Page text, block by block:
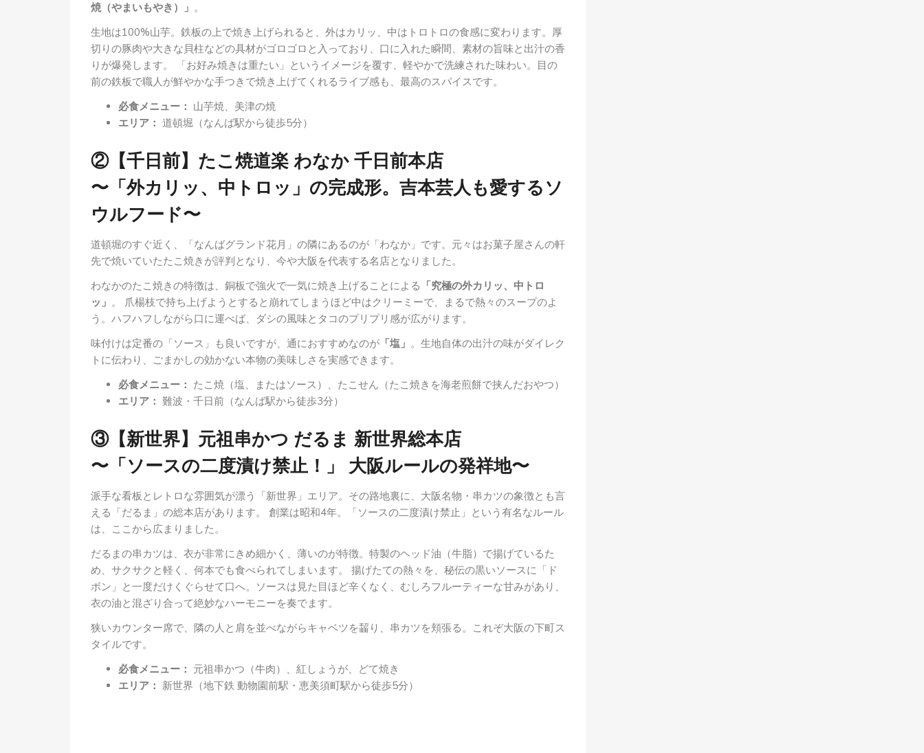
焼（やまいもやき）」 。
生地は100%山芋。鉄板の上で焼き上げられると、外はカリッ、中はトロトロの食感に変わります。厚
切りの豚肉や大きな貝柱などの具材がゴロゴロと入っており、口に入れた瞬間、素材の旨味と出汁の香
りが爆発します。 「お好み焼きは重たい」というイメージを覆す、軽やかで洗練された味わい。目の
前の鉄板で職人が鮮やかな手つきで焼き上げてくれるライブ感も、最高のスパイスです。
必食メニュー： 山芋焼、美津の焼
エリア： 道頓堀（なんば駅から徒歩5分）
②【千日前】たこ焼道楽 わなか 千日前本店
〜「外カリッ、中トロッ」の完成形。吉本芸人も愛するソ
ウルフード〜
道頓堀のすぐ近く、「なんばグランド花月」の隣にあるのが「わなか」です。元々はお菓子屋さんの軒
先で焼いていたたこ焼きが評判となり、今や大阪を代表する名店となりました。
わなかのたこ焼きの特徴は、銅板で強火で一気に焼き上げることによる 「究極の外カリッ、中トロ
ッ」 。 爪楊枝で持ち上げようとすると崩れてしまうほど中はクリーミーで、まるで熱々のスープのよ
う。ハフハフしながら口に運べば、ダシの風味とタコのプリプリ感が広がります。
味付けは定番の「ソース」も良いですが、通におすすめなのが 「塩」 。生地自体の出汁の味がダイレク
トに伝わり、ごまかしの効かない本物の美味しさを実感できます。
必食メニュー： たこ焼（塩、またはソース）、たこせん（たこ焼きを海老煎餅で挟んだおやつ）
エリア： 難波・千日前（なんば駅から徒歩3分）
③【新世界】元祖串かつ だるま 新世界総本店
〜「ソースの二度漬け禁止！」 大阪ルールの発祥地〜
派手な看板とレトロな雰囲気が漂う「新世界」エリア。その路地裏に、大阪名物・串カツの象徴とも言
える「だるま」の総本店があります。 創業は昭和4年。「ソースの二度漬け禁止」という有名なルール
は、ここから広まりました。
だるまの串カツは、衣が非常にきめ細かく、薄いのが特徴。特製のヘッド油（牛脂）で揚げているた
め、サクサクと軽く、何本でも食べられてしまいます。 揚げたての熱々を、秘伝の黒いソースに「ド
ボン」と一度だけくぐらせて口へ。ソースは見た目ほど辛くなく、むしろフルーティーな甘みがあり、
衣の油と混ざり合って絶妙なハーモニーを奏でます。
狭いカウンター席で、隣の人と肩を並べながらキャベツを齧り、串カツを頬張る。これぞ大阪の下町ス
タイルです。
必食メニュー： 元祖串かつ（牛肉）、紅しょうが、どて焼き
エリア： 新世界（地下鉄 動物園前駅・恵美須町駅から徒歩5分）